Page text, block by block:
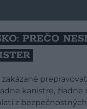
PREČO
zakázané
kanistre, žiadne
z